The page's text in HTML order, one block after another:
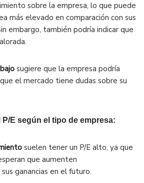
sobre la empresa, lo que puede
más elevado en comparación con sus
embargo, también podría indicar que
sugiere que la empresa podría
el mercado tiene dudas sobre su
E según el tipo de empresa:
suelen tener un P/E alto, ya que
que aumenten
ganancias en el futuro.